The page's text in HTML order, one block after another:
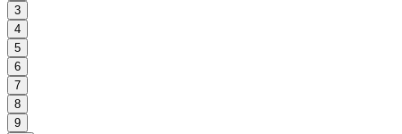
3
4
5
6
7
8
9